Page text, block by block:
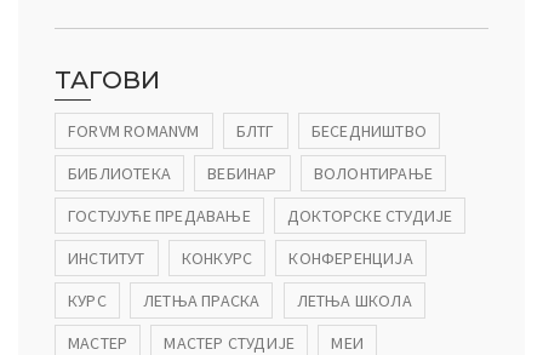
ТАГОВИ
FORVM ROMANVM БЛТГ
БЕСЕДНИШТВО
БИБЛИОТЕКА
ВЕБИНАР
ВОЛОНТИРАЊЕ
ГОСТУЈУЋЕ ПРЕДАВАЊЕ
ДОКТОРСКЕ СТУДИЈЕ
ИНСТИТУТ
КОНКУРС
КОНФЕРЕНЦИЈА
КУРС
ЛЕТЊА ПРАСКА
ЛЕТЊА ШКОЛА
МАСТЕР
МАСТЕР СТУДИЈЕ
МЕИ